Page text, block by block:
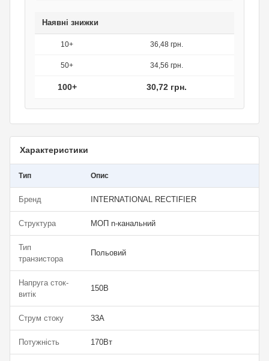
Наявні знижки
10+ 36,48 грн.
50+ 34,56 грн.
100+ 30,72 грн.
Характеристики
Тип Опис
Бренд INTERNATIONAL RECTIFIER
Структура МОП n-канальний
Тип
транзистора
Польовий
Напруга сток-
витік
150В
Струм стоку 33А
Потужність 170Вт